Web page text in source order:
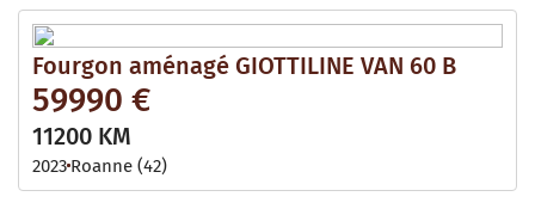
Fourgon aménagé GIOTTILINE VAN 60 B
59990 €
11200 KM
2023 Roanne (42)